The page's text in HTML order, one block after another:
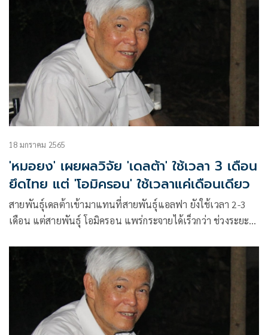
18 มกราคม 2565
'หมอยง' เผยผลวิจัย 'เดลต้า' ใช้เวลา 3 เดือน
ยึดไทย แต่ 'โอมิครอน' ใช้เวลาแค่เดือนเดียว
สายพันธุ์เดลต้าเข้ามาแทนที่สายพันธุ์แอลฟา ยังใช้เวลา 2-3
เดือน แต่สายพันธุ์ โอมิครอน แพร่กระจายได้เร็วกว่า ช่วงระยะ